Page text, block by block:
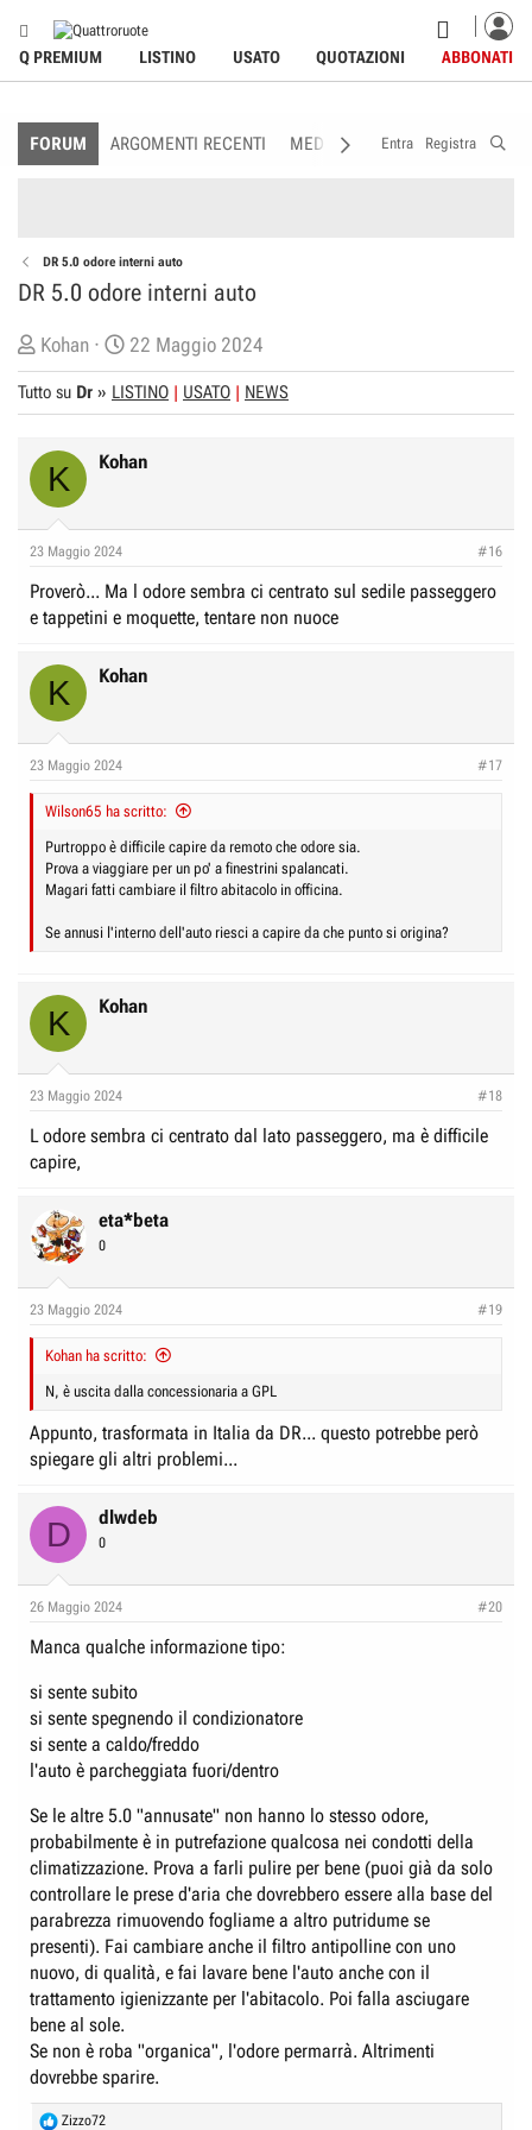
Q PREMIUM LISTINO USATO QUOTAZIONI ABBONATI
FORUM ARGOMENTI RECENTI MEDIA MEMBRI
Entra Registra
DR 5.0 odore interni auto
DR 5.0 odore interni auto
C
r
e
t
e
i
s
s
s
i
o
e
Kohan
D
a
t
d
z
i
22 Maggio 2024
Tutto su Dr » LISTINO USATO NEWS
K Kohan
23 Maggio 2024 #16
Proverò... Ma l odore sembra ci centrato sul sedile passeggero
e tappetini e moquette, tentare non nuoce
K Kohan
23 Maggio 2024 #17
Wilson65 ha scritto:
Purtroppo è difficile capire da remoto che odore sia.
Prova a viaggiare per un po' a finestrini spalancati.
Magari fatti cambiare il filtro abitacolo in officina.
Se annusi l'interno dell'auto riesci a capire da che punto si origina?
K Kohan
23 Maggio 2024 #18
L odore sembra ci centrato dal lato passeggero, ma è difficile
capire,
eta*beta
0
23 Maggio 2024 #19
Kohan ha scritto:
N, è uscita dalla concessionaria a GPL
Appunto, trasformata in Italia da DR... questo potrebbe però
spiegare gli altri problemi...
D dlwdeb
0
26 Maggio 2024 #20
Manca qualche informazione tipo:
si sente subito
si sente spegnendo il condizionatore
si sente a caldo/freddo
l'auto è parcheggiata fuori/dentro
Se le altre 5.0 "annusate" non hanno lo stesso odore,
probabilmente è in putrefazione qualcosa nei condotti della
climatizzazione. Prova a farli pulire per bene (puoi già da solo
controllare le prese d'aria che dovrebbero essere alla base del
parabrezza rimuovendo fogliame a altro putridume se
presenti). Fai cambiare anche il filtro antipolline con uno
nuovo, di qualità, e fai lavare bene l'auto anche con il
trattamento igienizzante per l'abitacolo. Poi falla asciugare
bene al sole.
Se non è roba "organica", l'odore permarrà. Altrimenti
dovrebbe sparire.
R
Zizzo72